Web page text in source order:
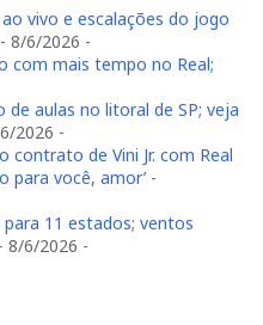
vivo e escalações do jogo
- 8/6/2026 -
com mais tempo no Real;
de aulas no litoral de SP; veja
2026 -
contrato de Vini Jr. com Real
para você, amor’ -
11 estados; ventos
- 8/6/2026 -